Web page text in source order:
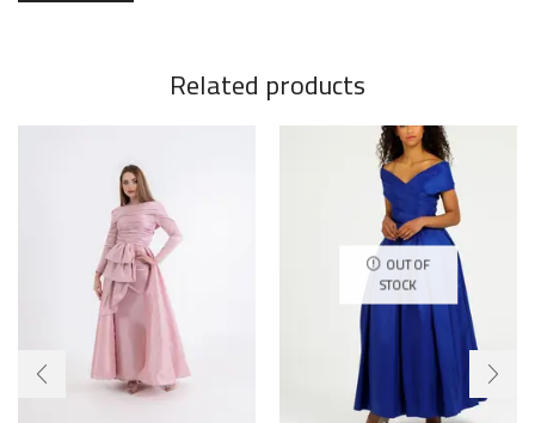
Related products
OUT OF
STOCK